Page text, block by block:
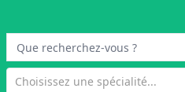
Choisissez une spécialité...